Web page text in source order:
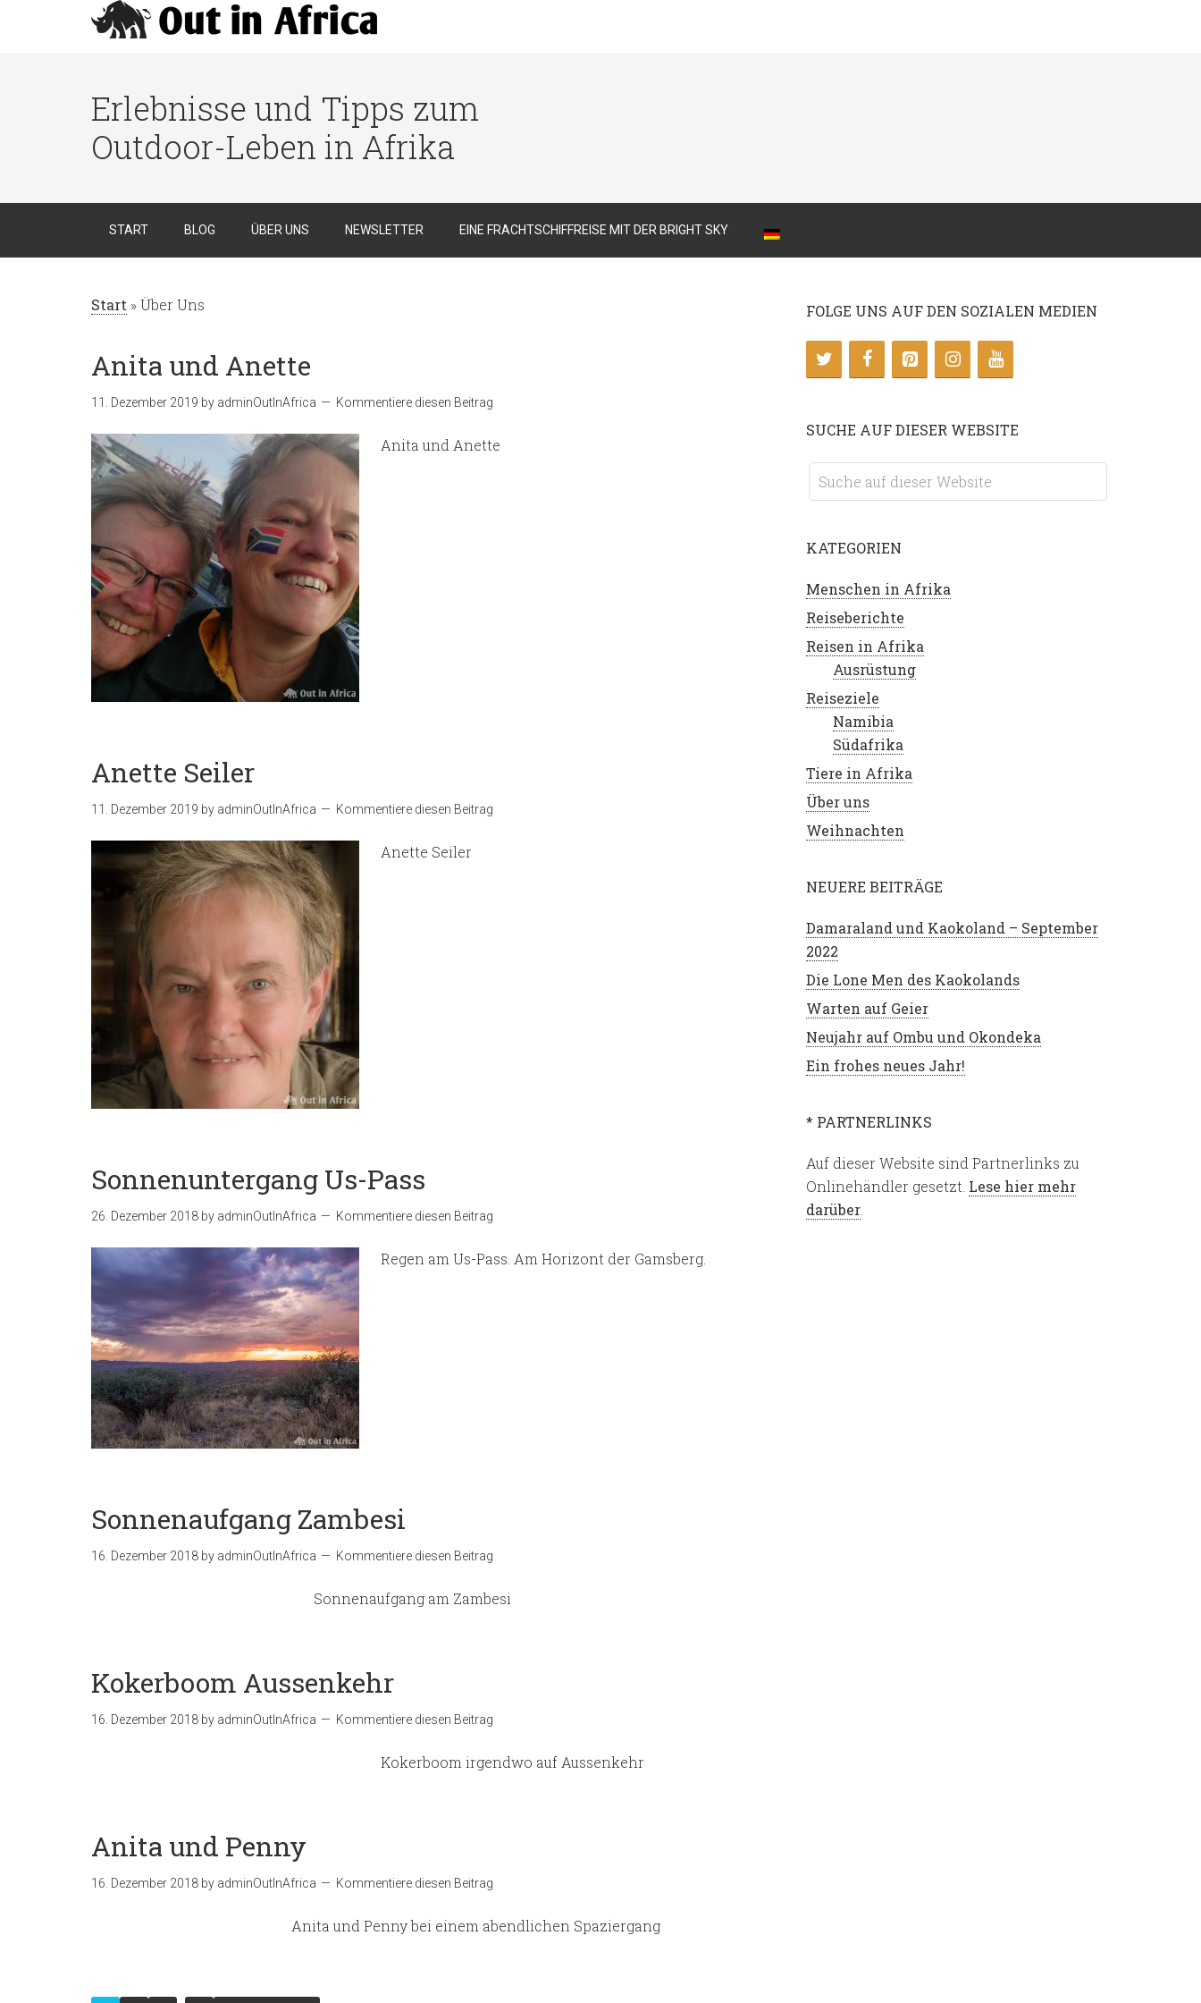
Erlebnisse und Tipps zum
Outdoor-Leben in Afrika
START BLOG ÜBER UNS NEWSLETTER EINE FRACHTSCHIFFREISE MIT DER BRIGHT SKY
Start »Über Uns
Anita und Anette
11. Dezember 2019 by adminOutInAfrica Kommentiere diesen Beitrag
Anita und Anette
Anette Seiler
11. Dezember 2019 by adminOutInAfrica Kommentiere diesen Beitrag
Anette Seiler
Sonnenuntergang Us-Pass
26. Dezember 2018 by adminOutInAfrica Kommentiere diesen Beitrag
Regen am Us-Pass. Am Horizont der Gamsberg.
Sonnenaufgang Zambesi
16. Dezember 2018 by adminOutInAfrica Kommentiere diesen Beitrag
Sonnenaufgang am Zambesi
Kokerboom Aussenkehr
16. Dezember 2018 by adminOutInAfrica Kommentiere diesen Beitrag
Kokerboom irgendwo auf Aussenkehr
Anita und Penny
16. Dezember 2018 by adminOutInAfrica Kommentiere diesen Beitrag
Anita und Penny bei einem abendlichen Spaziergang
FOLGE UNS AUF DEN SOZIALEN MEDIEN
SUCHE AUF DIESER WEBSITE
KATEGORIEN
Menschen in Afrika
Reiseberichte
Reisen in Afrika
Ausrüstung
Reiseziele
Namibia
Südafrika
Tiere in Afrika
Über uns
Weihnachten
NEUERE BEITRÄGE
Damaraland und Kaokoland – September
2022
Die Lone Men des Kaokolands
Warten auf Geier
Neujahr auf Ombu und Okondeka
Ein frohes neues Jahr!
* PARTNERLINKS
Auf dieser Website sind Partnerlinks zu
Onlinehändler gesetzt. Lese hier mehr
darüber